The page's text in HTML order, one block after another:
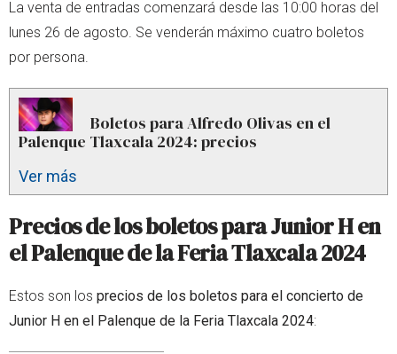
La venta de entradas comenzará desde las 10:00 horas del
lunes 26 de agosto. Se venderán máximo cuatro boletos
por persona.
Boletos para Alfredo Olivas en el
Palenque Tlaxcala 2024: precios
Ver más
Precios de los boletos para Junior H en
el Palenque de la Feria Tlaxcala 2024
Estos son los precios de los boletos para el concierto de
Junior H en el Palenque de la Feria Tlaxcala 2024: